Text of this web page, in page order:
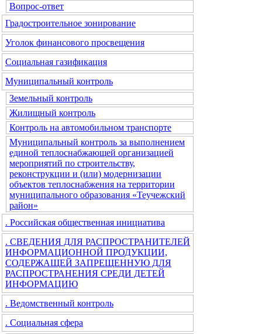
Вопрос-ответ
Градостроительное зонирование
Уголок финансового просвещения
Социальная газификация
Муниципальный контроль
Земельный контроль
Жилищный контроль
Контроль на автомобильном транспорте
Муниципальный контроль за выполнением
единой теплоснабжающей организацией
мероприятий по строительству,
реконструкции и (или) модернизации
объектов теплоснабжения на территории
муниципального образования «Теучежский
район»
. Российская общественная инициатива
. СВЕДЕНИЯ ДЛЯ РАСПРОСТРАНИТЕЛЕЙ
ИНФОРМАЦИОННОЙ ПРОДУКЦИИ,
СОДЕРЖАЩЕЙ ЗАПРЕЩЕННУЮ ДЛЯ
РАСПРОСТРАНЕНИЯ СРЕДИ ДЕТЕЙ
ИНФОРМАЦИЮ
. Ведомственный контроль
. Социальная сфера